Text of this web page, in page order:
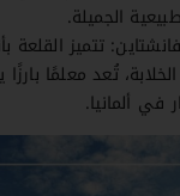
الجميلة.
تتميز القلعة
تُعد معلمًا
في ألمانيا.